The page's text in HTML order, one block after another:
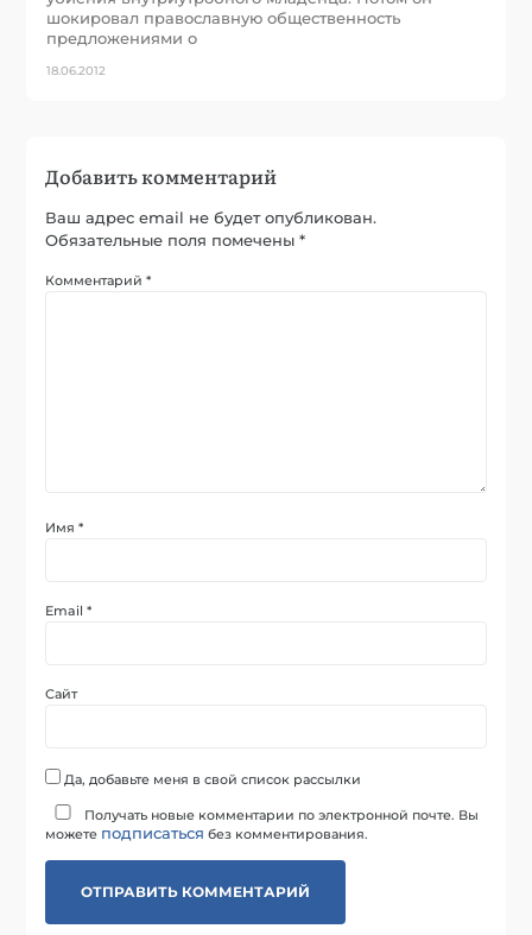
шокировал православную общественность
предложениями о
18.06.2012
Добавить комментарий
Ваш адрес email не будет опубликован.
Обязательные поля помечены*
Комментарий*
Имя*
Email*
Сайт
Да, добавьте меня в свой список рассылки
Получать новые комментарии по электронной почте. Вы
можете подписаться без комментирования.